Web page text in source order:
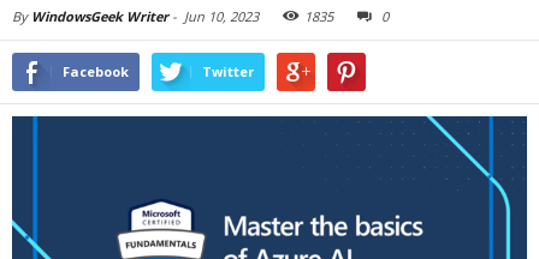
By WindowsGeek Writer- Jun 10, 2023 1835 0
Facebook Twitter